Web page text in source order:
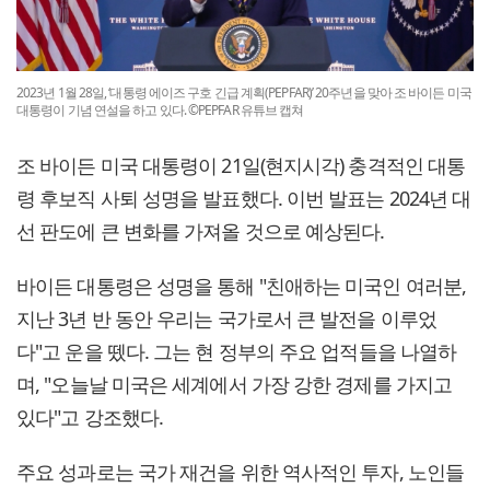
2023년 1월 28일, ‘대통령 에이즈 구호 긴급 계획(PEPFAR)’ 20주년을 맞아 조 바이든 미국
대통령이 기념 연설을 하고 있다. ©PEPFAR 유튜브 캡쳐
조 바이든 미국 대통령이 21일(현지시각) 충격적인 대통
령 후보직 사퇴 성명을 발표했다. 이번 발표는 2024년 대
선 판도에 큰 변화를 가져올 것으로 예상된다.
바이든 대통령은 성명을 통해 "친애하는 미국인 여러분,
지난 3년 반 동안 우리는 국가로서 큰 발전을 이루었
다"고 운을 뗐다. 그는 현 정부의 주요 업적들을 나열하
며, "오늘날 미국은 세계에서 가장 강한 경제를 가지고
있다"고 강조했다.
주요 성과로는 국가 재건을 위한 역사적인 투자, 노인들